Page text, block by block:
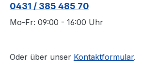
0431 / 385 485 70
Mo-Fr: 09:00 - 16:00 Uhr
Oder über unser Kontaktformular.